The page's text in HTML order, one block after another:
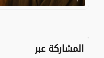
المشاركة عبر